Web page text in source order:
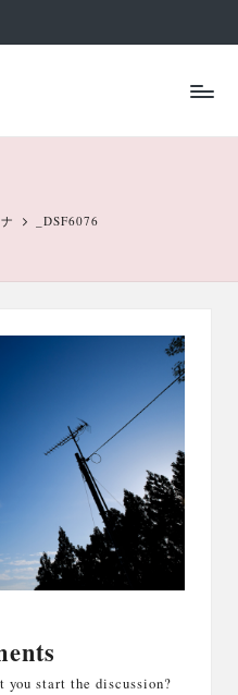
_DSF6076
you start the discussion?